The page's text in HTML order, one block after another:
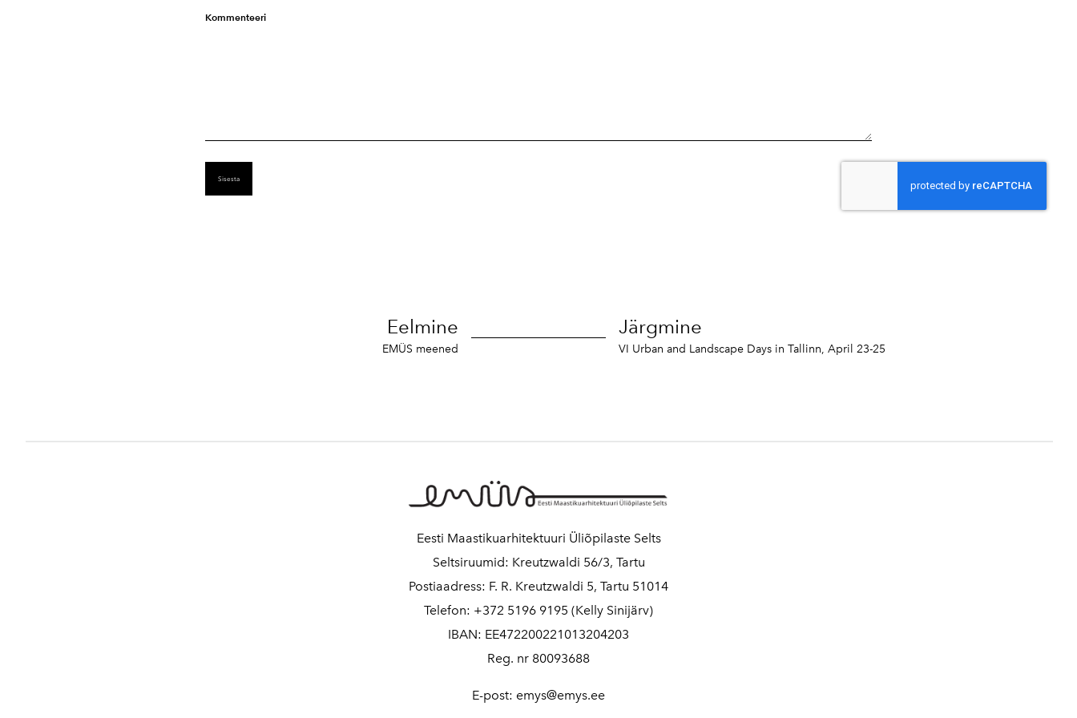
Kommenteeri
Eelmine
EMÜS meened
Järgmine
VI Urban and Landscape Days in Tallinn, April 23-25
Eesti Maastikuarhitektuuri Üliõpilaste Selts
Seltsiruumid: Kreutzwaldi 56/3, Tartu
Postiaadress: F. R. Kreutzwaldi 5, Tartu 51014
Telefon: +372 5196 9195 (Kelly Sinijärv)
IBAN: EE472200221013204203
Reg. nr 80093688
E-post: emys@emys.ee